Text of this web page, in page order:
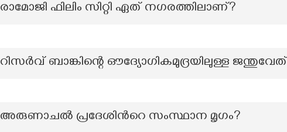
രാമോജി ഫിലിം സിറ്റി ഏത് നഗരത്തിലാണ്?
റിസർവ് ബാങ്കിന്റെ ഔദ്യോഗികമുദ്രയിലുള്ള
അരുണാചൽ പ്രദേശിന്‍റെ സംസ്ഥാന മൃഗം?